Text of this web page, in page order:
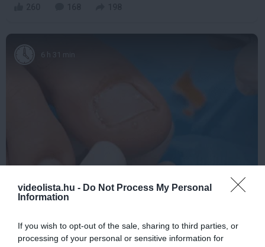
videolista.hu - Do Not Process My Personal
Information
If you wish to opt-out of the sale, sharing to third parties, or
processing of your personal or sensitive information for
6 h 31 min
Fungus Dries Up And Falls Off After The First
Use